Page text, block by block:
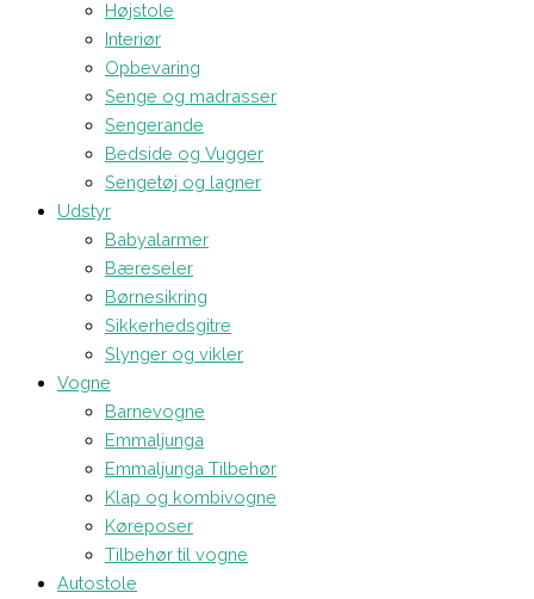
Højstole
Interiør
Opbevaring
Senge og madrasser
Sengerande
Bedside og Vugger
Sengetøj og lagner
Udstyr
Babyalarmer
Bæreseler
Børnesikring
Sikkerhedsgitre
Slynger og vikler
Vogne
Barnevogne
Emmaljunga
Emmaljunga Tilbehør
Klap og kombivogne
Køreposer
Tilbehør til vogne
Autostole